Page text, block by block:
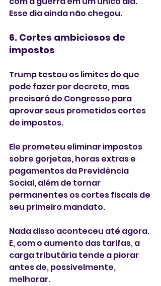
Esse dia ainda não chegou.
6. Cortes ambiciosos de
impostos
Trump testou os limites do que
pode fazer por decreto, mas
precisará do Congresso para
aprovar seus prometidos cortes
de impostos.
Ele prometeu eliminar impostos
sobre gorjetas, horas extras e
pagamentos da Previdência
Social, além de tornar
permanentes os cortes fiscais de
seu primeiro mandato.
Nada disso aconteceu até agora.
E, com o aumento das tarifas, a
carga tributária tende a piorar
antes de, possivelmente,
melhorar.